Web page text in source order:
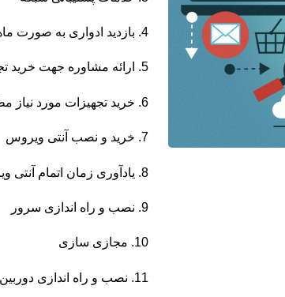
4. بازدید ادواری به صورت ماهیانه
5. ارائه مشاوره جهت خرید تجهیزات لازم
6. خرید تجهیزات مورد نیاز مطابق با درخواست مشتری
7. خرید و نصب آنتی ویروس
8. یادآوری زمان اتمام آنتی ویروس یک ماه قبل از موعد سررسید
9. نصب و راه اندازی سرور
10. مجازی سازی
11. نصب و راه اندازی دوربین مداربسته